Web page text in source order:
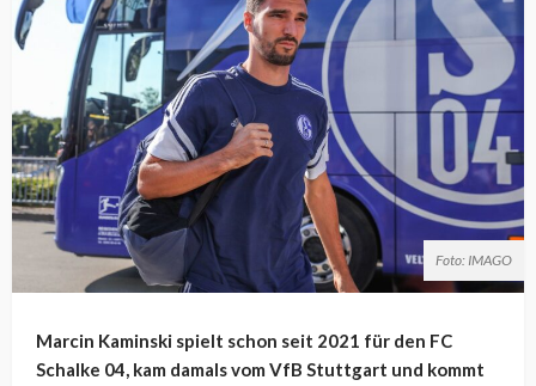
Foto: IMAGO
Marcin Kaminski spielt schon seit 2021 für den FC
Schalke 04, kam damals vom VfB Stuttgart und kommt